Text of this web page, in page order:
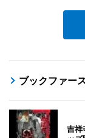
ブックファー
吉祥